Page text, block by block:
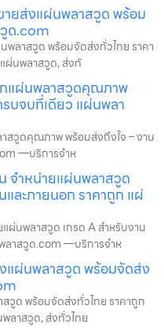
ยส่งแผ่นพลาสวูด พร้อม
ด.com
พลาสวูด พร้อมจัดส่งทั่วไทย ราคา
ผ่นพลาสวูด, ส่งทั
กแผ่นพลาสวูดคุณภาพ
บจบที่เดียว แผ่นพลา
สวูดคุณภาพ พร้อมส่งถึงใจ – งาน
—บริการจำห
จำหน่ายแผ่นพลาสวูด
และภายนอก ราคาถูก แผ่
ผ่นพลาสวูด เกรด A สำหรับงาน
ลาสวูด.com —บริการจำห
แผ่นพลาสวูด พร้อมจัดส่ง
วูด พร้อมจัดส่งทั่วไทย ราคาถูก
ลาสวูด, ส่งทั่วไทย